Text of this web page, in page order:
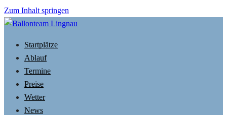
Zum Inhalt springen
Startplätze
Ablauf
Termine
Preise
Wetter
News